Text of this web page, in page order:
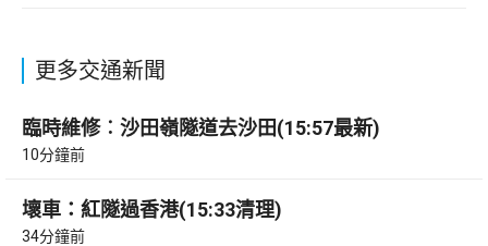
更多交通新聞
臨時維修︰沙田嶺隧道去沙田(15:57最新)
10分鐘前
壞車：紅隧過香港(15:33清理)
34分鐘前